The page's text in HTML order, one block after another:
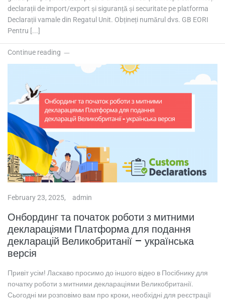
declarații de import/export și siguranță și securitate pe platforma
Declarații vamale din Regatul Unit. Obțineți numărul dvs. GB EORI
Pentru [...]
Continue reading
February 23, 2025, admin
Онбординг та початок роботи з митними
деклараціями Платформа для подання
декларацій Великобританії – українська
версія
Привіт усім! Ласкаво просимо до іншого відео в Посібнику для
початку роботи з митними деклараціями Великобританії.
Сьогодні ми розповімо вам про кроки, необхідні для реєстрації